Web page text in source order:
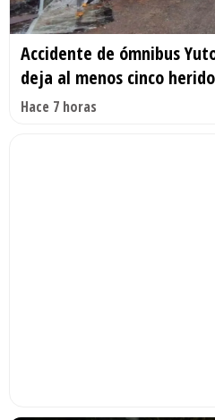
Accidente de ómnibus
deja al menos cinco
Hace 7 horas